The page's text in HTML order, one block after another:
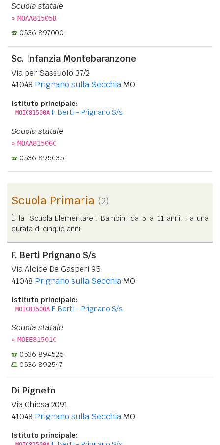
Scuola statale
» MOAA81505B
0536 897000
Sc. Infanzia Montebaranzone
Via per Sassuolo 37/2
41048 Prignano sulla SecchiaMO
Istituto principale:
MOIC81500A F. Berti - Prignano S/s
Scuola statale
» MOAA81506C
0536 895035
Scuola Primaria (2)
È la "Scuola Elementare". Bambini da 5 a 11 anni. Ha una
durata di cinque anni.
F. Berti Prignano S/s
Via Alcide De Gasperi 95
41048 Prignano sulla SecchiaMO
Istituto principale:
MOIC81500A F. Berti - Prignano S/s
Scuola statale
» MOEE81501C
0536 894526
0536 892547
Di Pigneto
Via Chiesa 2091
41048 Prignano sulla SecchiaMO
Istituto principale: